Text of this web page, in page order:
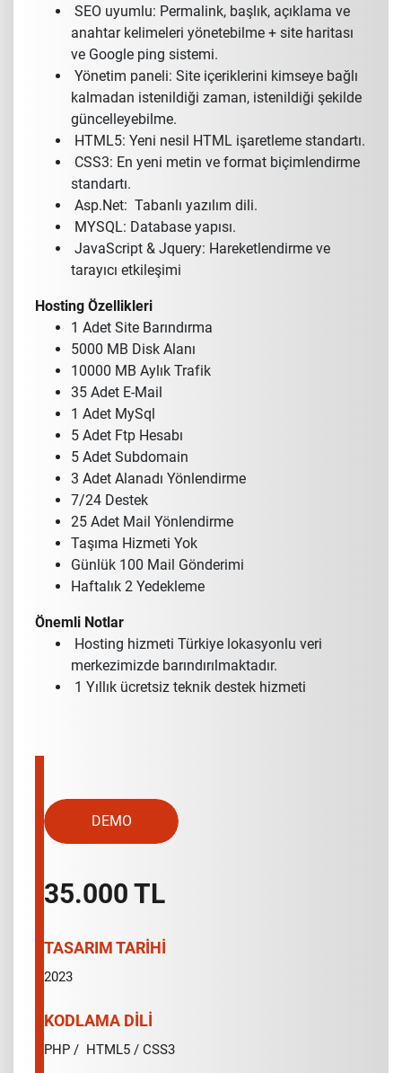
SEO uyumlu: Permalink, başlık, açıklama ve
anahtar kelimeleri yönetebilme + site haritası
ve Google ping sistemi.
Yönetim paneli: Site içeriklerini kimseye bağlı
kalmadan istenildiği zaman, istenildiği şekilde
güncelleyebilme.
HTML5: Yeni nesil HTML işaretleme standartı.
CSS3: En yeni metin ve format biçimlendirme
standartı.
Asp.Net: Tabanlı yazılım dili.
MYSQL: Database yapısı.
JavaScript & Jquery: Hareketlendirme ve
tarayıcı etkileşimi
Hosting Özellikleri
1 Adet Site Barındırma
5000 MB Disk Alanı
10000 MB Aylık Trafik
35 Adet E-Mail
1 Adet MySql
5 Adet Ftp Hesabı
5 Adet Subdomain
3 Adet Alanadı Yönlendirme
7/24 Destek
25 Adet Mail Yönlendirme
Taşıma Hizmeti Yok
Günlük 100 Mail Gönderimi
Haftalık 2 Yedekleme
Önemli Notlar
Hosting hizmeti Türkiye lokasyonlu veri
merkezimizde barındırılmaktadır.
1 Yıllık ücretsiz teknik destek hizmeti
DEMO
35.000 TL
TASARIM TARİHİ
2023
KODLAMA DİLİ
PHP / HTML5 / CSS3